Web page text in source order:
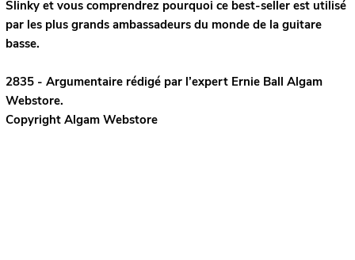
Slinky et vous comprendrez pourquoi ce best-seller est utilisé
par les plus grands ambassadeurs du monde de la guitare
basse.
2835 - Argumentaire rédigé par l’expert Ernie Ball Algam
Webstore.
Copyright Algam Webstore